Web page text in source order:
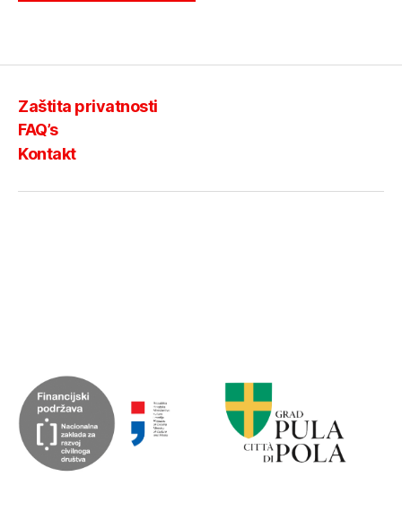
Zaštita privatnosti
FAQ’s
Kontakt